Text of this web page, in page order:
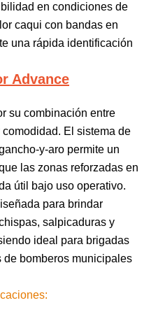
en condiciones de
caqui con bandas en
una rápida identificación
Advance
su combinación entre
El sistema de
y-aro permite un
las zonas reforzadas en
útil bajo uso operativo.
para brindar
salpicaduras y
ideal para brigadas
de bomberos municipales